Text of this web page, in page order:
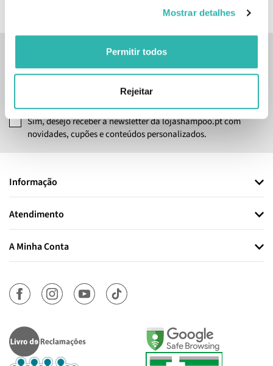
Mostrar detalhes
Permitir todos
Rejeitar
Sim, desejo receber a newsletter da lojashampoo.pt com
novidades, cupões e conteúdos personalizados.
Informação
Atendimento
A Minha Conta